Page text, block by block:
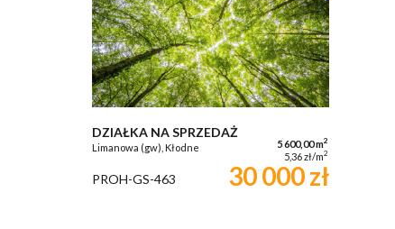
DZIAŁKA NA SPRZEDAŻ
Limanowa (gw), Kłodne 5 600,00 m2
5,36 zł/m2
PROH-GS-463 30 000 zł